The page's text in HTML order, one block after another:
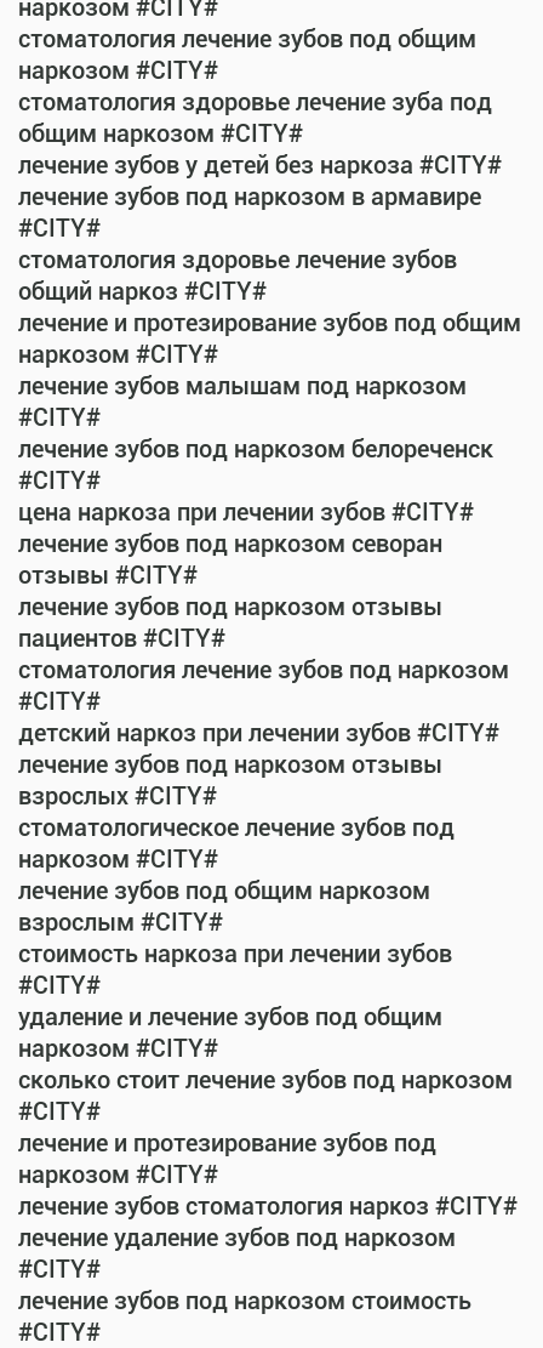
наркозом #CITY#
стоматология лечение зубов под общим
наркозом #CITY#
стоматология здоровье лечение зуба под
общим наркозом #CITY#
лечение зубов у детей без наркоза #CITY#
лечение зубов под наркозом в армавире
#CITY#
стоматология здоровье лечение зубов
общий наркоз #CITY#
лечение и протезирование зубов под общим
наркозом #CITY#
лечение зубов малышам под наркозом
#CITY#
лечение зубов под наркозом белореченск
#CITY#
цена наркоза при лечении зубов #CITY#
лечение зубов под наркозом севоран
отзывы #CITY#
лечение зубов под наркозом отзывы
пациентов #CITY#
стоматология лечение зубов под наркозом
#CITY#
детский наркоз при лечении зубов #CITY#
лечение зубов под наркозом отзывы
взрослых #CITY#
стоматологическое лечение зубов под
наркозом #CITY#
лечение зубов под общим наркозом
взрослым #CITY#
стоимость наркоза при лечении зубов
#CITY#
удаление и лечение зубов под общим
наркозом #CITY#
сколько стоит лечение зубов под наркозом
#CITY#
лечение и протезирование зубов под
наркозом #CITY#
лечение зубов стоматология наркоз #CITY#
лечение удаление зубов под наркозом
#CITY#
лечение зубов под наркозом стоимость
#CITY#